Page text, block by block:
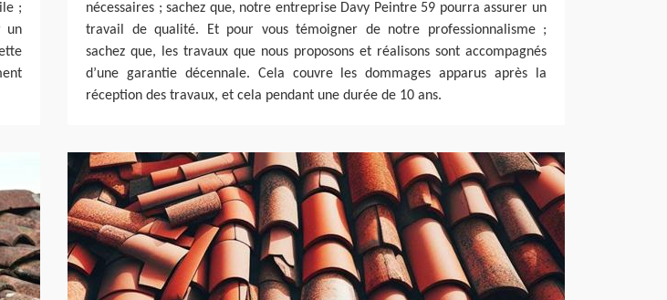
;
un
nécessaires ; sachez que, notre entreprise Davy Peintre 59 pourra assurer un
travail de qualité. Et pour vous témoigner de notre professionnalisme ;
sachez que, les travaux que nous proposons et réalisons sont accompagnés
d’une garantie décennale. Cela couvre les dommages apparus après la
réception des travaux, et cela pendant une durée de 10 ans.